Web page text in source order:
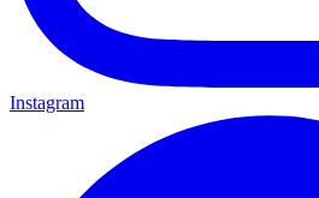
Instagram